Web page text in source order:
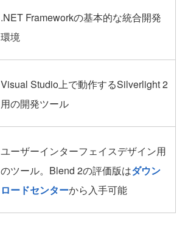
.NET Frameworkの基本的な統合開発
環境
Visual Studio上で動作するSilverlight 2
用の開発ツール
ユーザーインターフェイスデザイン用
のツール。Blend 2の評価版はダウン
ロードセンターから入手可能